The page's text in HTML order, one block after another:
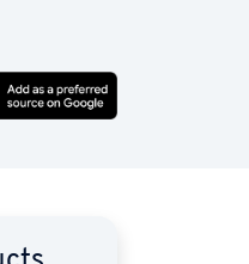
on LinkedIn